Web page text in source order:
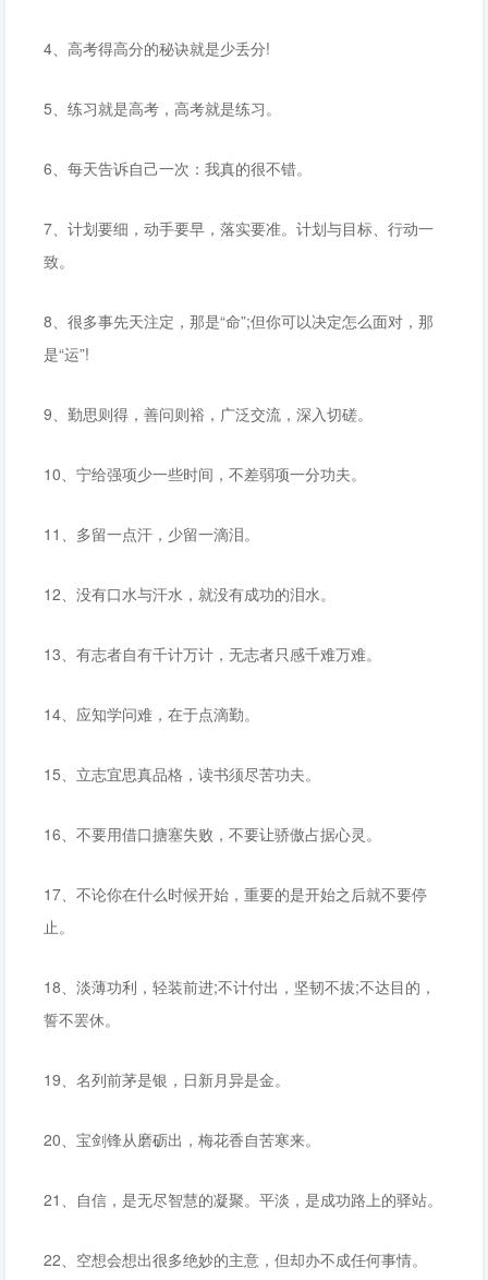
4、高考得高分的秘诀就是少丢分!
5、练习就是高考，高考就是练习。
6、每天告诉自己一次：我真的很不错。
7、计划要细，动手要早，落实要准。计划与目标、行动一
致。
8、很多事先天注定，那是“命”;但你可以决定怎么面对，那
是“运”!
9、勤思则得，善问则裕，广泛交流，深入切磋。
10、宁给强项少一些时间，不差弱项一分功夫。
11、多留一点汗，少留一滴泪。
12、没有口水与汗水，就没有成功的泪水。
13、有志者自有千计万计，无志者只感千难万难。
14、应知学问难，在于点滴勤。
15、立志宜思真品格，读书须尽苦功夫。
16、不要用借口搪塞失败，不要让骄傲占据心灵。
17、不论你在什么时候开始，重要的是开始之后就不要停
止。
18、淡薄功利，轻装前进;不计付出，坚韧不拔;不达目的，
誓不罢休。
19、名列前茅是银，日新月异是金。
20、宝剑锋从磨砺出，梅花香自苦寒来。
21、自信，是无尽智慧的凝聚。平淡，是成功路上的驿站。
22、空想会想出很多绝妙的主意，但却办不成任何事情。